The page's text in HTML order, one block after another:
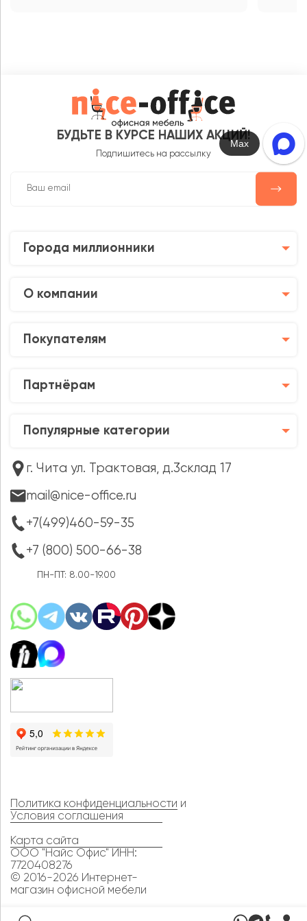
БУДЬТЕ В КУРСЕ НАШИХ АКЦИЙ!
Подпишитесь на рассылку
Города миллионники
О компании
Покупателям
Партнёрам
Популярные категории
г. Чита ул. Трактовая, д.3склад 17
mail@nice-office.ru
+7(499)460-59-35
+7 (800) 500-66-38
ПН-ПТ: 8.00-19.00
Политика конфиденциальности и
Условия соглашения
Карта сайта
ООО "Найс Офис" ИНН:
7720408276
© 2016-2026 Интернет-
магазин офисной мебели
Max
Написать в чат